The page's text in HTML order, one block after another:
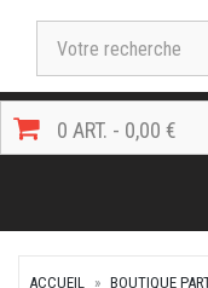
0 ART. - 0,00 €
ACCUEIL BOUTIQUE